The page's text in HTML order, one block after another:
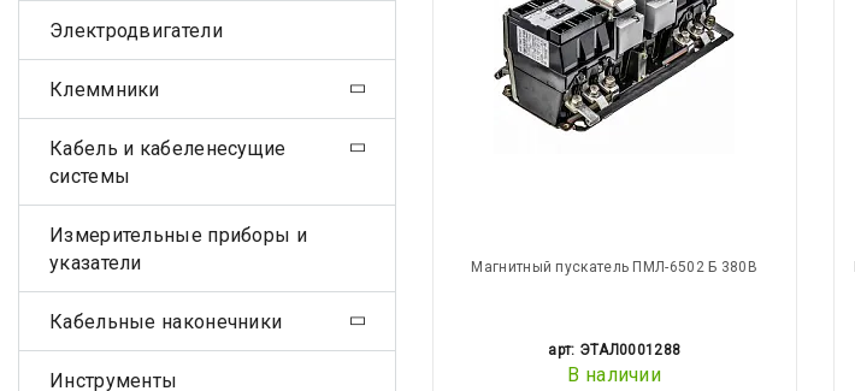
Магнитный пускатель ПМЛ-6502 Б 380В
арт: ЭТАЛ0001288
В наличии
Электродвигатели
Клеммники
Кабель и кабеленесущие
системы
Измерительные приборы и
указатели
Кабельные наконечники
Инструменты